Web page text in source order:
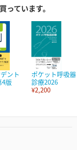
っています。
ント
4版
ポケット呼吸器
診療2026
¥2,200